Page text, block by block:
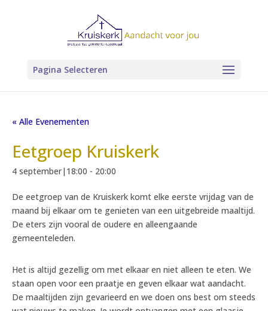
Pagina Selecteren
« Alle Evenementen
Eetgroep Kruiskerk
4 september|18:00 - 20:00
De eetgroep van de Kruiskerk komt elke eerste vrijdag van de
maand bij elkaar om te genieten van een uitgebreide maaltijd.
De eters zijn vooral de oudere en alleengaande
gemeenteleden.
Het is altijd gezellig om met elkaar en niet alleen te eten. We
staan open voor een praatje en geven elkaar wat aandacht.
De maaltijden zijn gevarieerd en we doen ons best om steeds